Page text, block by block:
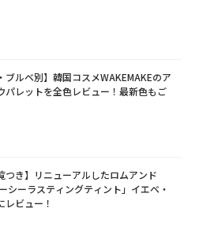
ブルベ別】韓国コスメWAKEMAKEのア
パレットを全色レビュー！最新色もご
つき】リニューアルしたロムアンド
シーラスティングティント」イエベ・
レビュー！